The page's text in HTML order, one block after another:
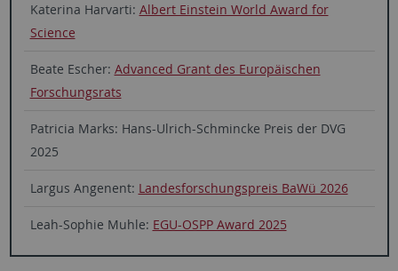
Katerina Harvarti: Albert Einstein World Award for
Science
Beate Escher: Advanced Grant des Europäischen
Forschungsrats
Patricia Marks: Hans-Ulrich-Schmincke Preis der DVG
2025
Largus Angenent: Landesforschungspreis BaWü 2026
Leah-Sophie Muhle: EGU-OSPP Award 2025